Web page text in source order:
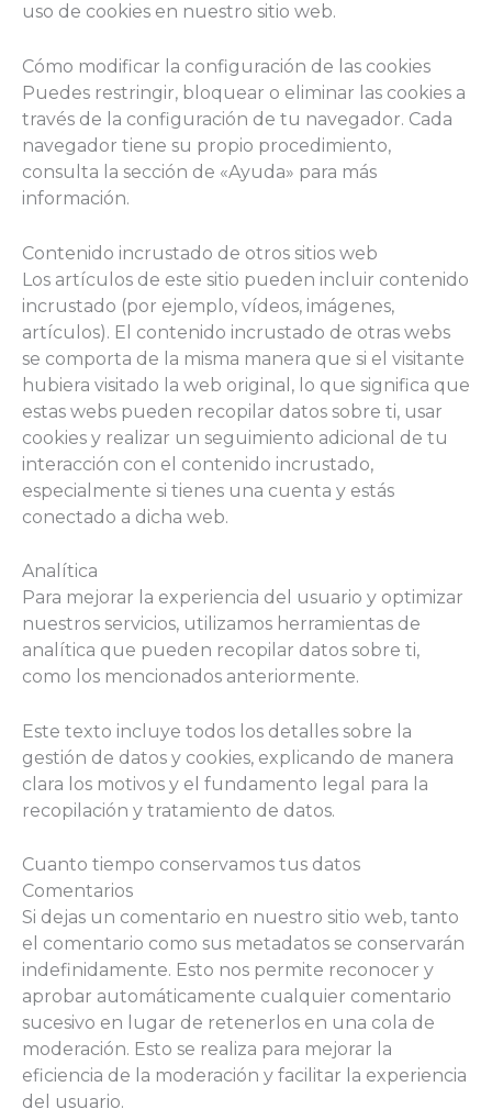
uso de cookies en nuestro sitio web.
Cómo modificar la configuración de las cookies
Puedes restringir, bloquear o eliminar las cookies a
través de la configuración de tu navegador. Cada
navegador tiene su propio procedimiento,
consulta la sección de «Ayuda» para más
información.
Contenido incrustado de otros sitios web
Los artículos de este sitio pueden incluir contenido
incrustado (por ejemplo, vídeos, imágenes,
artículos). El contenido incrustado de otras webs
se comporta de la misma manera que si el visitante
hubiera visitado la web original, lo que significa que
estas webs pueden recopilar datos sobre ti, usar
cookies y realizar un seguimiento adicional de tu
interacción con el contenido incrustado,
especialmente si tienes una cuenta y estás
conectado a dicha web.
Analítica
Para mejorar la experiencia del usuario y optimizar
nuestros servicios, utilizamos herramientas de
analítica que pueden recopilar datos sobre ti,
como los mencionados anteriormente.
Este texto incluye todos los detalles sobre la
gestión de datos y cookies, explicando de manera
clara los motivos y el fundamento legal para la
recopilación y tratamiento de datos.
Cuanto tiempo conservamos tus datos
Comentarios
Si dejas un comentario en nuestro sitio web, tanto
el comentario como sus metadatos se conservarán
indefinidamente. Esto nos permite reconocer y
aprobar automáticamente cualquier comentario
sucesivo en lugar de retenerlos en una cola de
moderación. Esto se realiza para mejorar la
eficiencia de la moderación y facilitar la experiencia
del usuario.